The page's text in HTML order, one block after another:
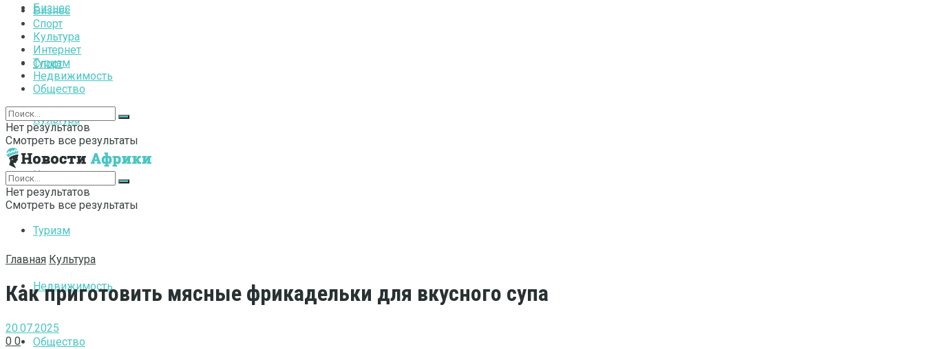
Бизнес
Спорт
Культура
Интернет
Туризм
Недвижимость
Общество
Бизнес
Спорт
Культура
Интернет
Туризм
Недвижимость
Общество
Нет результатов
Смотреть все результаты
Нет результатов
Смотреть все результаты
Главная Культура
Как приготовить мясные фрикадельки для вкусного супа
20.07.2025
0 0